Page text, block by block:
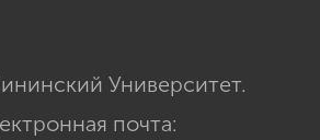
Университет.
почта: